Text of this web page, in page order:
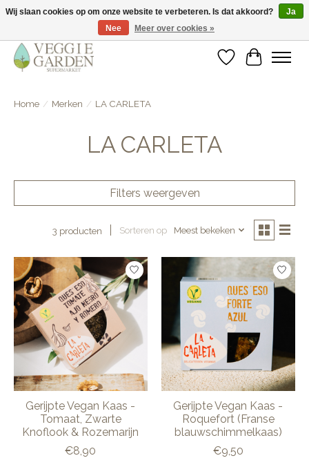
vegan & veggie products | free store pick-up
Verlanglijst
Home / Merken / LA CARLETA
LA CARLETA
Filters weergeven
3 producten Sorteren op Meest bekeken
Gerijpte Vegan Kaas -
Tomaat, Zwarte
Knoflook & Rozemarijn
€8,90
Gerijpte Vegan Kaas -
Roquefort (Franse
blauwschimmelkaas)
€9,50
Wij slaan cookies op om onze website te verbeteren. Is dat akkoord?
Ja
Nee
Meer over cookies »